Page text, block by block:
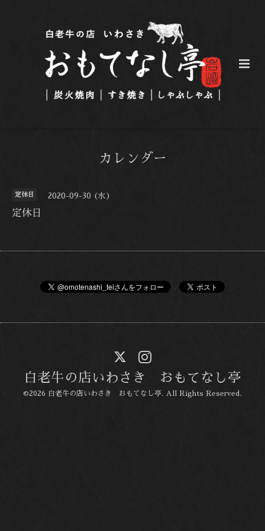
カレンダー
定休日 2020-09-30 (水)
定休日
白老牛の店いわさき おもてなし亭
©2026 白老牛の店いわさき おもてなし亭. All Rights Reserved.